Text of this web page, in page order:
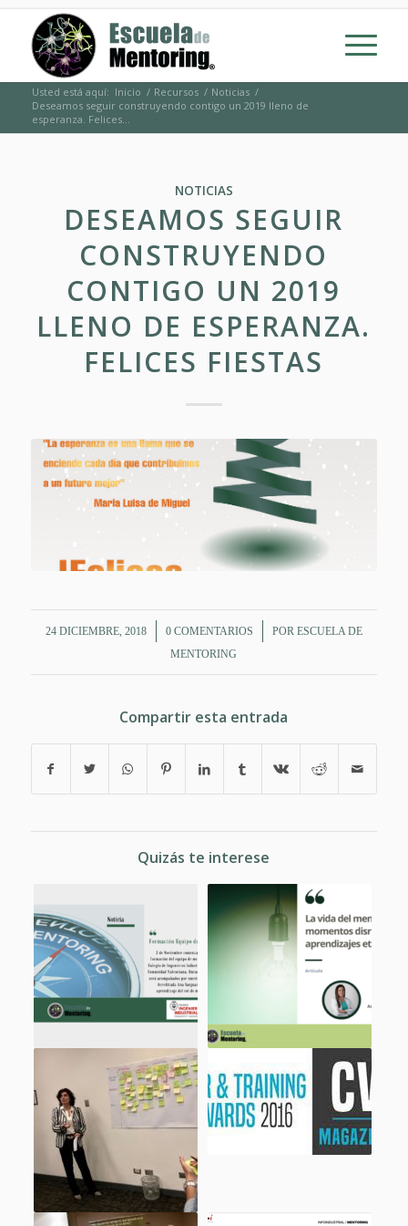
Usted está aquí: Inicio / Recursos / Noticias /
Deseamos seguir construyendo contigo un 2019 lleno de
esperanza. Felices...
NOTICIAS
DESEAMOS SEGUIR
CONSTRUYENDO
CONTIGO UN 2019
LLENO DE ESPERANZA.
FELICES FIESTAS
24 DICIEMBRE, 2018
/ 0 COMENTARIOS
/ POR ESCUELA DE
MENTORING
Compartir esta entrada
Quizás te interese